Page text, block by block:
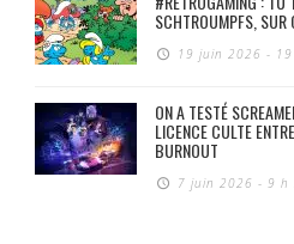
SCHTROUMPFS, SUR
19 juin 2026 -
ON A TESTÉ
LICENCE CULTE
BURNOUT
7 juin 2026 - 9 h